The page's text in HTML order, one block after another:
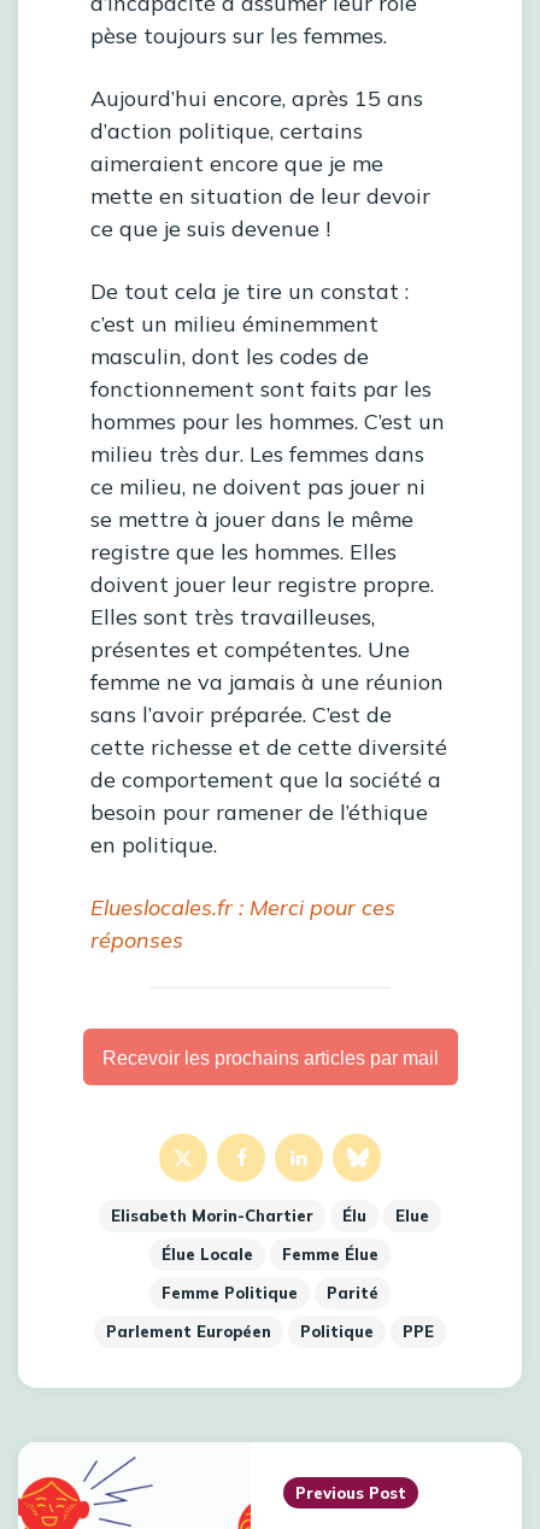
pèse toujours sur les femmes.
Aujourd’hui encore, après 15 ans
d’action politique, certains
aimeraient encore que je me
mette en situation de leur devoir
ce que je suis devenue !
De tout cela je tire un constat :
c’est un milieu éminemment
masculin, dont les codes de
fonctionnement sont faits par les
hommes pour les hommes. C’est un
milieu très dur. Les femmes dans
ce milieu, ne doivent pas jouer ni
se mettre à jouer dans le même
registre que les hommes. Elles
doivent jouer leur registre propre.
Elles sont très travailleuses,
présentes et compétentes. Une
femme ne va jamais à une réunion
sans l’avoir préparée. C’est de
cette richesse et de cette diversité
de comportement que la société a
besoin pour ramener de l’éthique
en politique.
Elueslocales.fr : Merci pour ces
réponses
Recevoir les prochains articles par mail
Elisabeth Morin-Chartier Élu
Elue
Élue Locale
Femme Élue
Femme Politique
Parité
Parlement Européen
Politique PPE
Previous Post